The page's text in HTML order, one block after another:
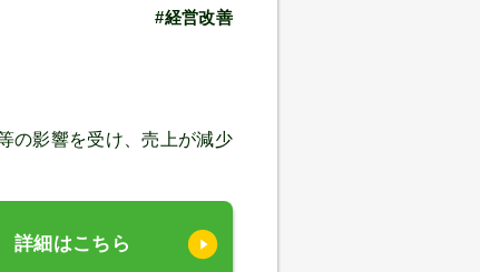
#経営改善
の影響を受け、売上が減少
詳細はこちら